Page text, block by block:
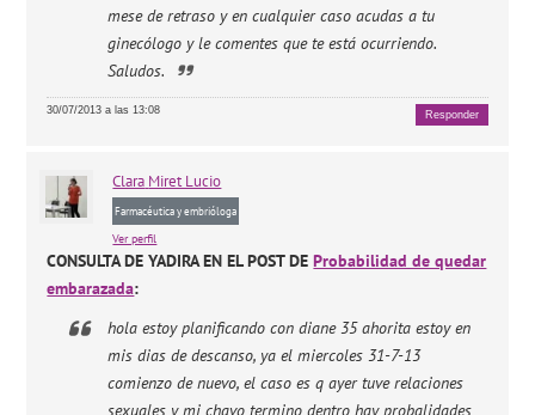
mese de retraso y en cualquier caso acudas a tu
ginecólogo y le comentes que te está ocurriendo.
Saludos.
30/07/2013 a las 13:08 Responder
Clara Miret Lucio
Farmacéutica y embrióloga
Ver perfil
CONSULTA DE YADIRA EN EL POST DEProbabilidad de quedar
embarazada:
hola estoy planificando con diane 35 ahorita estoy en
mis dias de descanso, ya el miercoles 31-7-13
comienzo de nuevo, el caso es q ayer tuve relaciones
sexuales y mi chavo termino dentro hay probalidades